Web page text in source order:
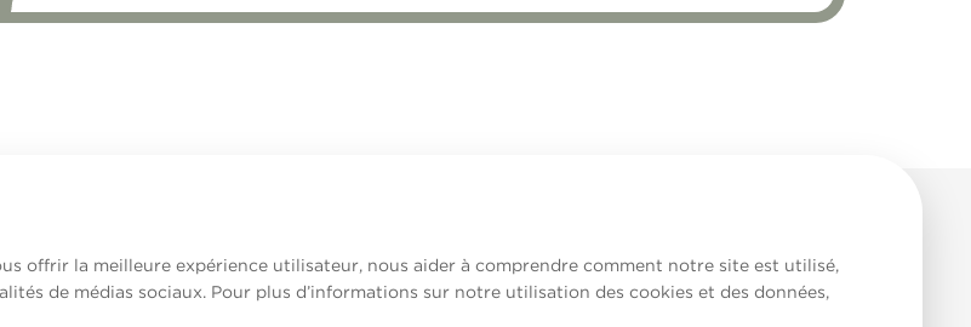
offrir la meilleure expérience utilisateur, nous aider à comprendre comment notre site est utilisé,
de médias sociaux. Pour plus d’informations sur notre utilisation des cookies et des données,